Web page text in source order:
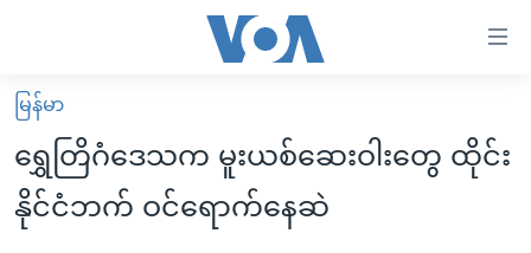
လွယ်ကူ
စေ
သည့်
Link
မူလစာမျက်နှာ
မြန်မာ
ကမ္ဘာ့သတင်းများ
မြန်မာ
ရွှေတြိဂံဒေသက မူးယစ်ဆေးဝါးတွေ ထိုင်း
နိုင်ငံဘက် ဝင်ရောက်နေဆဲ